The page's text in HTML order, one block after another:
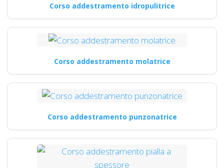
Corso addestramento idropulitrice
Corso addestramento molatrice
Corso addestramento punzonatrice